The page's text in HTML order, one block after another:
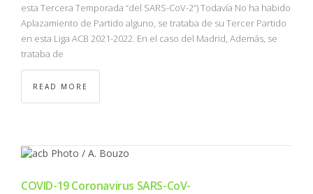
esta Tercera Temporada “del SARS-CoV-2”) Todavía No ha habido
Aplazamiento de Partido alguno, se trataba de su Tercer Partido
en esta Liga ACB 2021-2022. En el caso del Madrid, Además, se
trataba de
READ MORE
COVID-19 Coronavirus SARS-CoV-